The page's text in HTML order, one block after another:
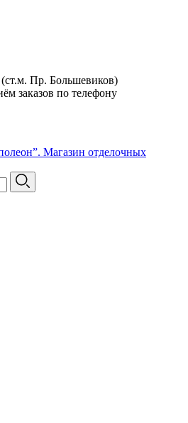
Пр. Большевиков)
заказов по телефону